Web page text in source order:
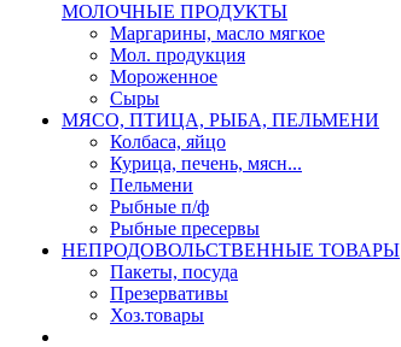
МОЛОЧНЫЕ ПРОДУКТЫ
Маргарины, масло мягкое
Мол. продукция
Мороженное
Сыры
МЯСО, ПТИЦА, РЫБА, ПЕЛЬМЕНИ
Колбаса, яйцо
Курица, печень, мясн...
Пельмени
Рыбные п/ф
Рыбные пресервы
НЕПРОДОВОЛЬСТВЕННЫЕ ТОВАРЫ
Пакеты, посуда
Презервативы
Хоз.товары